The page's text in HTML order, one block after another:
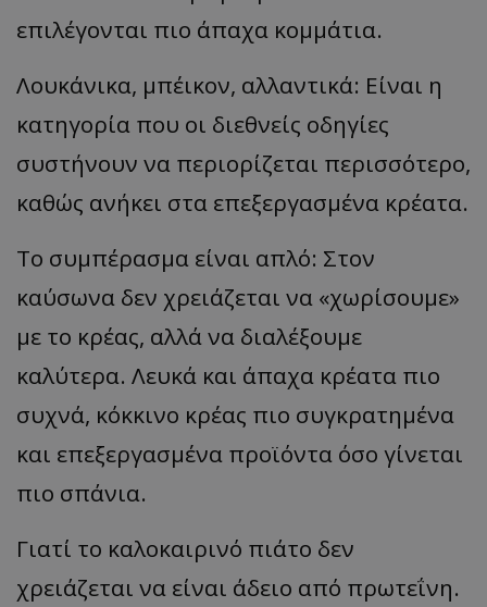
επιλέγονται πιο άπαχα κομμάτια.
Λουκάνικα, μπέικον, αλλαντικά: Είναι η
κατηγορία που οι διεθνείς οδηγίες
συστήνουν να περιορίζεται περισσότερο,
καθώς ανήκει στα επεξεργασμένα κρέατα.
Το συμπέρασμα είναι απλό: Στον
καύσωνα δεν χρειάζεται να «χωρίσουμε»
με το κρέας, αλλά να διαλέξουμε
καλύτερα. Λευκά και άπαχα κρέατα πιο
συχνά, κόκκινο κρέας πιο συγκρατημένα
και επεξεργασμένα προϊόντα όσο γίνεται
πιο σπάνια.
Γιατί το καλοκαιρινό πιάτο δεν
χρειάζεται να είναι άδειο από πρωτεΐνη.